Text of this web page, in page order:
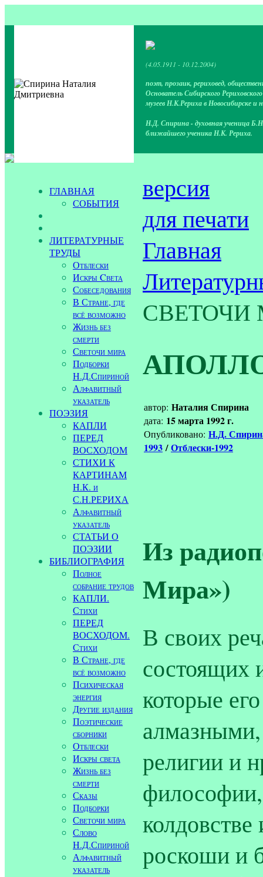
(4.05.1911 - 10.12.2004)
поэт, прозаик, рериховед,
Основатель Сибирского
музеев Н.К.Рериха в Новосибирске и
Н.Д. Спирина - духовная ученица
ближайшего ученика Н.К. Рериха.
ГЛАВНАЯ
СОБЫТИЯ
ЛИТЕРАТУРНЫЕ
ТРУДЫ
Отблески
Искры Cвета
Собеседования
В Стране, где
всё возможно
Жизнь без
смерти
Светочи мира
Подборки
Н.Д.Спириной
Алфавитный
указатель
ПОЭЗИЯ
КАПЛИ
ПЕРЕД
ВОСХОДОМ
СТИХИ К
КАРТИНАМ
Н.К. и
С.Н.РЕРИХА
Алфавитный
указатель
СТАТЬИ О
ПОЭЗИИ
БИБЛИОГРАФИЯ
Полное
собрание трудов
КАПЛИ.
Стихи
ПЕРЕД
ВОСХОДОМ.
Стихи
В Стране, где
всё возможно
Психическая
энергия
Другие издания
Поэтические
сборники
Отблески
Искры света
Жизнь без
смерти
Сказы
Подборки
Светочи мира
Слово
Н.Д.Спириной
Алфавитный
указатель
версия
для печати
Главная
СВЕТОЧИ
автор: Наталия Спирина
дата: 15 марта 1992 г.
Опубликовано: Н.Д.
1993/Отблески-1992
Из
Мира»)
В своих
состоящих
которые
религии и
роскоши и